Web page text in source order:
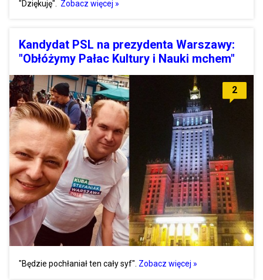
"Dziękuję". Zobacz więcej »
Kandydat PSL na prezydenta Warszawy:
"Obłóżymy Pałac Kultury i Nauki mchem"
2
"Będzie pochłaniał ten cały syf". Zobacz więcej »